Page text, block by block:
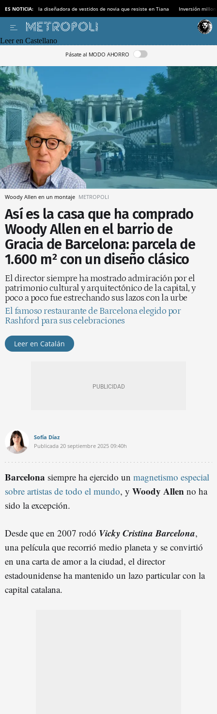
ES NOTICIA: la diseñadora de vestidos de novia que resiste en Tiana Inversión
Leer en Castellano
Pásate al MODO AHORRO
Woody Allen en un montaje METROPOLI
Así es la casa que ha comprado
Woody Allen en el barrio de
Gracia de Barcelona: parcela de
1.600 m² con un diseño clásico
El director siempre ha mostrado admiración por el
patrimonio cultural y arquitectónico de la capital, y
poco a poco fue estrechando sus lazos con la urbe
El famoso restaurante de Barcelona elegido por
Rashford para sus celebraciones
Leer en Catalán
Sofía Díaz
Publicada 20 septiembre 2025 09:40h
Barcelona siempre ha ejercido un magnetismo especial
sobre artistas de todo el mundo, y Woody Allen no ha
sido la excepción.
Desde que en 2007 rodó Vicky Cristina Barcelona,
una película que recorrió medio planeta y se convirtió
en una carta de amor a la ciudad, el director
estadounidense ha mantenido un lazo particular con la
capital catalana.